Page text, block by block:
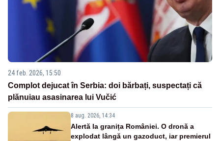
24 feb. 2026, 15:50
Complot dejucat în Serbia: doi bărbați, suspectați că
plănuiau asasinarea lui Vučić
8 aug. 2026, 14:34
Alertă la granița României. O dronă a
explodat lângă un gazoduct, iar premierul